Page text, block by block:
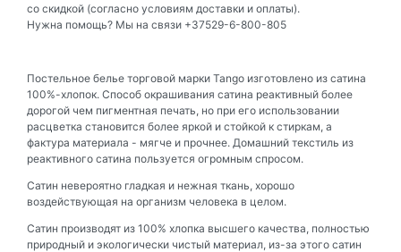
со скидкой (согласно условиям доставки и оплаты).
Нужна помощь? Мы на связи +37529-6-800-805
Постельное белье торговой марки Tango изготовлено из сатина
100%-хлопок. Способ окрашивания сатина реактивный более
дорогой чем пигментная печать, но при его использовании
расцветка становится более яркой и стойкой к стиркам, а
фактура материала - мягче и прочнее. Домашний текстиль из
реактивного сатина пользуется огромным спросом.
Сатин невероятно гладкая и нежная ткань, хорошо
воздействующая на организм человека в целом.
Сатин производят из 100% хлопка высшего качества, полностью
природный и экологически чистый материал, из-за этого сатин